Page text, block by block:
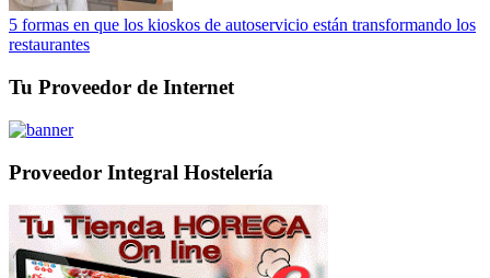
5 formas en que los kioskos de autoservicio están transformando los
restaurantes
Tu Proveedor de Internet
Proveedor Integral Hostelería